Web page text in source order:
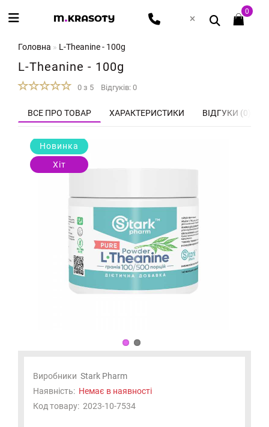
0
Головна L-Theanine - 100g
L-Theanine - 100g
0 з 5 Відгуків: 0
ВСЕ ПРО ТОВАР ХАРАКТЕРИСТИКИ ВІДГУКИ (0)
Новинка
Хіт
Виробники Stark Pharm
Наявність: Немає в наявності
Код товару: 2023-10-7534